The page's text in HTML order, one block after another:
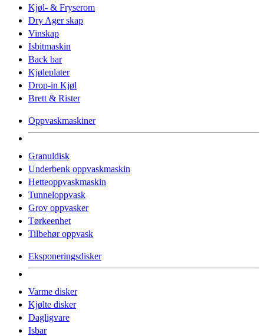
Kjøl- & Fryserom
Dry Ager skap
Vinskap
Isbitmaskin
Back bar
Kjøleplater
Drop-in Kjøl
Brett & Rister
Oppvaskmaskiner
Granuldisk
Underbenk oppvaskmaskin
Hetteoppvaskmaskin
Tunneloppvask
Grov oppvasker
Tørkeenhet
Tilbehør oppvask
Eksponeringsdisker
Varme disker
Kjølte disker
Dagligvare
Isbar